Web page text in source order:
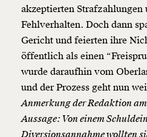
akzeptierten Strafzahlungen
Fehlverhalten. Doch dann
Gericht und feierten ihre
öffentlich als einen
wurde daraufhin vom
und der Prozess geht nun
Anmerkung der Redaktion
Aussage: Von einem
Diversionsannahme wollten